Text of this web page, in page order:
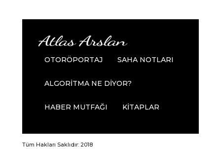
OTORÖPORTAJ SAHA NOTLARI
ALGORİTMA NE DİYOR?
HABER MUTFAĞI KİTAPLAR
Tüm Hakları Saklıdır: 2018